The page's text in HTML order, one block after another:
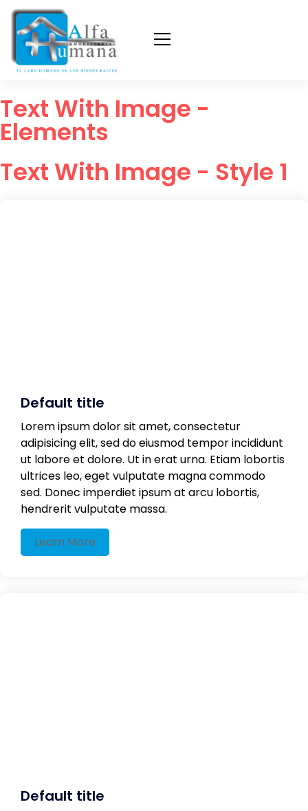
Text With Image -
Elements
Text With Image - Style 1
Default title
Lorem ipsum dolor sit amet, consectetur
adipisicing elit, sed do eiusmod tempor incididunt
ut labore et dolore. Ut in erat urna. Etiam lobortis
ultrices leo, eget vulputate magna commodo
sed. Donec imperdiet ipsum at arcu lobortis,
hendrerit vulputate massa.
Learn More
Default title